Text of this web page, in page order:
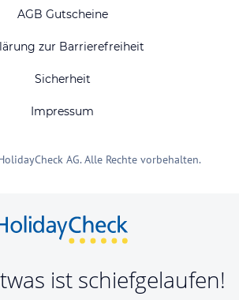
AGB Gutscheine
zur Barrierefreiheit
Sicherheit
Impressum
AG. Alle Rechte vorbehalten.
ist schiefgelaufen!